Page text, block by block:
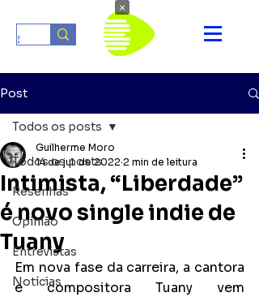
Post
Todos os posts
Resenhas
Opinião
Entrevistas
Notícias
Todos os posts
Intimista, “Liberdade”
é novo single indie de
Tuany
Guilherme Moro
14 de jul. de 2022 2 min de leitura
Em nova fase da carreira, a cantora
e compositora Tuany vem
×